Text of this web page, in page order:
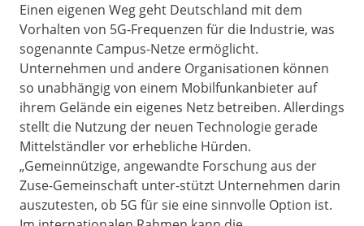
Einen eigenen Weg geht Deutschland mit dem
Vorhalten von 5G-Frequenzen für die Industrie, was
sogenannte Campus-Netze ermöglicht.
Unternehmen und andere Organisationen können
so unabhängig von einem Mobilfunkanbieter auf
ihrem Gelände ein eigenes Netz betreiben. Allerdings
stellt die Nutzung der neuen Technologie gerade
Mittelständler vor erhebliche Hürden.
„Gemeinnützige, angewandte Forschung aus der
Zuse-Gemeinschaft unter-stützt Unternehmen darin
auszutesten, ob 5G für sie eine sinnvolle Option ist.